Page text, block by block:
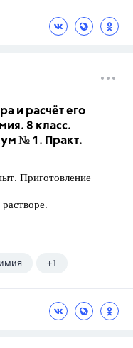
и расчёт его
8 класс.
№ 1. Практ.
Приготовление
+1